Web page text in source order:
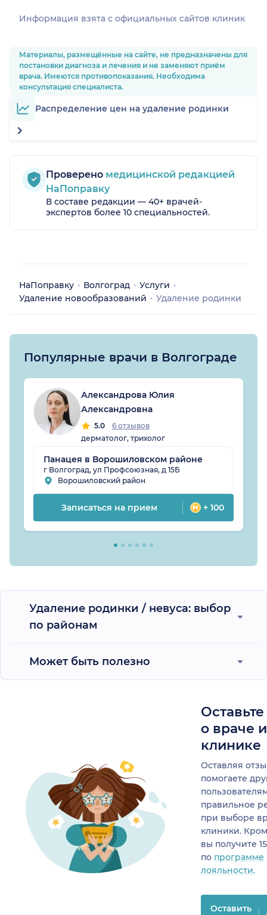
Информация взята c официальных сайтов клиник
Материалы, размещённые на сайте, не предназначены для
постановки диагноза и лечения и не заменяют приём
врача. Имеются противопоказания. Необходима
консультация специалиста.
Распределение цен на удаление родинки
Проверено медицинской редакцией
НаПоправку
В составе редакции — 40+ врачей-
экспертов более 10 специальностей.
НаПоправку Волгоград
Услуги
Удаление новообразований
Удаление родинки
Популярные врачи в Волгограде
Александрова Юлия
Александровна
5.0
6 отзывов
дерматолог, трихолог
Панацея в Ворошиловском районе
г Волгоград, ул Профсоюзная, д 15Б
Ворошиловский район
Записаться на прием + 100
Удаление родинки / невуса: выбор
по районам
Может быть полезно
о враче
клинике
Оставляя
помогаете
правильное
при выборе
клиники.
вы получите
по программе
лояльности.
Оставить